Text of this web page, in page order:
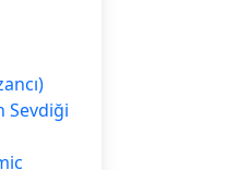
Sevdiği